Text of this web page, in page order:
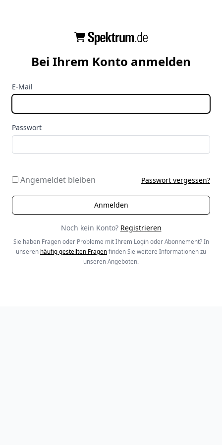
Bei Ihrem Konto anmelden
E-Mail
Passwort
Angemeldet bleiben Passwort vergessen?
Noch kein Konto? Registrieren
Sie haben Fragen oder Probleme mit Ihrem Login oder Abonnement? In
unseren häufig gestellten Fragen finden Sie weitere Informationen zu
unseren Angeboten.